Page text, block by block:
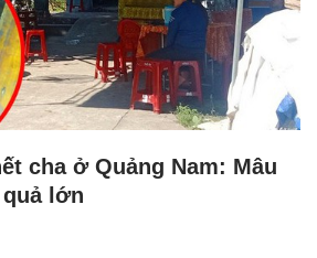
cha ở Quảng Nam: Mâu
lớn